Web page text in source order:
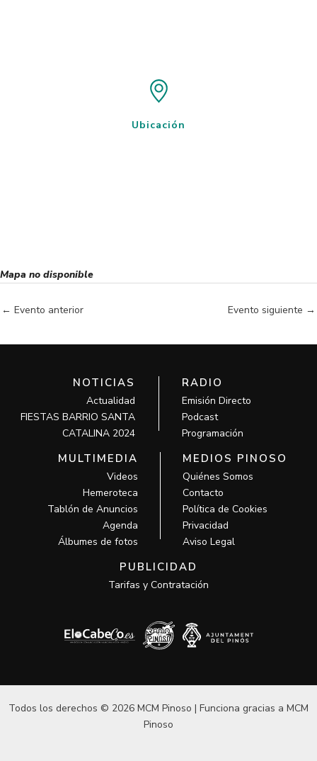
Ubicación
Mapa no disponible
← Evento anterior Evento siguiente →
NOTICIAS
Actualidad
FIESTAS BARRIO SANTA
CATALINA 2024
RADIO
Emisión Directo
Podcast
Programación
MULTIMEDIA
Videos
Hemeroteca
Tablón de Anuncios
Agenda
Álbumes de fotos
MEDIOS PINOSO
Quiénes Somos
Contacto
Política de Cookies
Privacidad
Aviso Legal
PUBLICIDAD
Tarifas y Contratación
Todos los derechos © 2026 MCM Pinoso | Funciona gracias a MCM
Pinoso